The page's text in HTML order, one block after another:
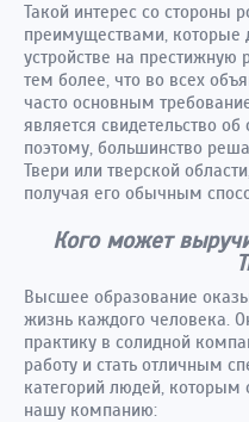
Такой интерес со стороны
преимуществами, которые
устройстве на
тем более, что во всех
часто основным
является свидетельство
поэтому, большинство
Твери или тверской
получая его обычным
Кого может
Высшее образование
жизнь каждого человека.
практику в солидной
работу и стать отличным
категорий людей, которым
нашу компанию: